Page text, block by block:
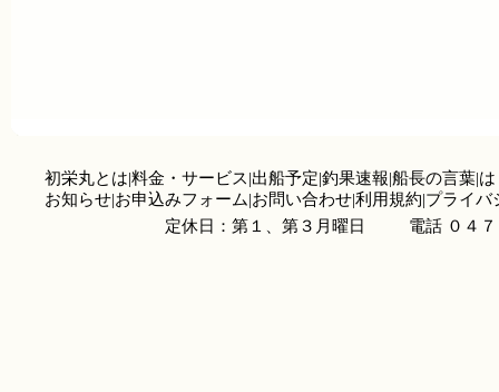
初栄丸とは|料金・サービス|出船予定|釣果速報|船長の言葉|
お知らせ|お申込みフォーム|お問い合わせ|利用規約|プライバ
定休日：第１、第３月曜日
電話 ０４